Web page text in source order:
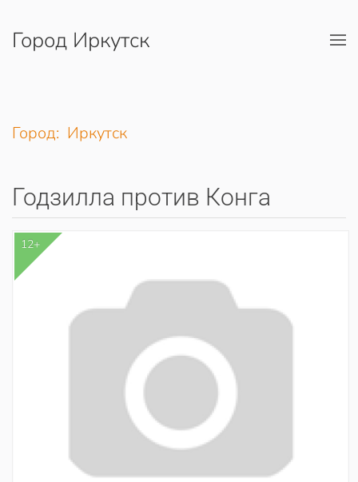
Перейти к содержимому
Город Иркутск
Город: Иркутск
Годзилла против Конга
12+